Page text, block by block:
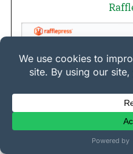
Möchten Sie mehr
Media-Kanälen